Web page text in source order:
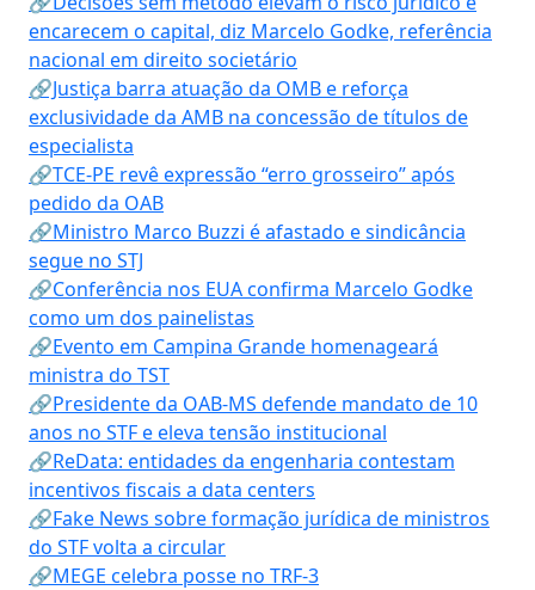
encarecem o capital, diz Marcelo Godke, referência
nacional em direito societário
🔗Justiça barra atuação da OMB e reforça
exclusividade da AMB na concessão de títulos de
especialista
🔗TCE-PE revê expressão “erro grosseiro” após
pedido da OAB
🔗Ministro Marco Buzzi é afastado e sindicância
segue no STJ
🔗Conferência nos EUA confirma Marcelo Godke
como um dos painelistas
🔗Evento em Campina Grande homenageará
ministra do TST
🔗Presidente da OAB-MS defende mandato de 10
anos no STF e eleva tensão institucional
🔗ReData: entidades da engenharia contestam
incentivos fiscais a data centers
🔗Fake News sobre formação jurídica de ministros
do STF volta a circular
🔗MEGE celebra posse no TRF-3